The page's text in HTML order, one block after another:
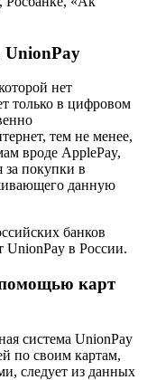
UnionPay
нет
только в цифровом
тем не менее,
вроде ApplePay,
за покупки в
данную
банков
UnionPay в России.
карт
система UnionPay
по своим картам,
следует из данных